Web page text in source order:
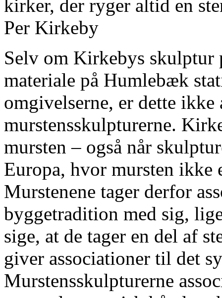
kirker, der ryger altid en
Per Kirkeby
Selv om Kirkebys skulptur
materiale på Humlebæk
omgivelserne, er dette
murstensskulpturerne.
mursten – også når
Europa, hvor mursten ikke
Murstenene tager derfor
byggetradition med sig,
sige, at de tager en del af
giver associationer til det
Murstensskulpturerne